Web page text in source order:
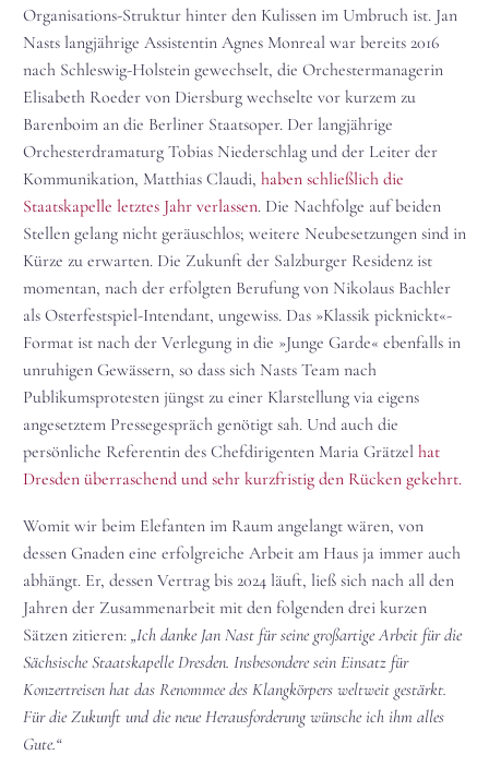
Organisations-Struktur hinter den Kulissen im Umbruch ist. Jan
Nasts langjährige Assistentin Agnes Monreal war bereits 2016
nach Schleswig-Holstein gewechselt, die Orchestermanagerin
Elisabeth Roeder von Diersburg wechselte vor kurzem zu
Barenboim an die Berliner Staatsoper. Der langjährige
Orchesterdramaturg Tobias Niederschlag und der Leiter der
Kommunikation, Matthias Claudi, haben schließlich die
Staatskapelle letztes Jahr verlassen. Die Nachfolge auf beiden
Stellen gelang nicht geräuschlos; weitere Neubesetzungen sind in
Kürze zu erwarten. Die Zukunft der Salzburger Residenz ist
momentan, nach der erfolgten Berufung von Nikolaus Bachler
als Osterfestspiel-Intendant, ungewiss. Das »Klassik picknickt«-
Format ist nach der Verlegung in die »Junge Garde« ebenfalls in
unruhigen Gewässern, so dass sich Nasts Team nach
Publikumsprotesten jüngst zu einer Klarstellung via eigens
angesetztem Pressegespräch genötigt sah. Und auch die
persönliche Referentin des Chefdirigenten Maria Grätzel hat
Dresden überraschend und sehr kurzfristig den Rücken gekehrt.
Womit wir beim Elefanten im Raum angelangt wären, von
dessen Gnaden eine erfolgreiche Arbeit am Haus ja immer auch
abhängt. Er, dessen Vertrag bis 2024 läuft, ließ sich nach all den
Jahren der Zusammenarbeit mit den folgenden drei kurzen
Sätzen zitieren: „Ich danke Jan Nast für seine großartige Arbeit für die
Sächsische Staatskapelle Dresden. Insbesondere sein Einsatz für
Konzertreisen hat das Renommee des Klangkörpers weltweit gestärkt.
Für die Zukunft und die neue Herausforderung wünsche ich ihm alles
Gute.“